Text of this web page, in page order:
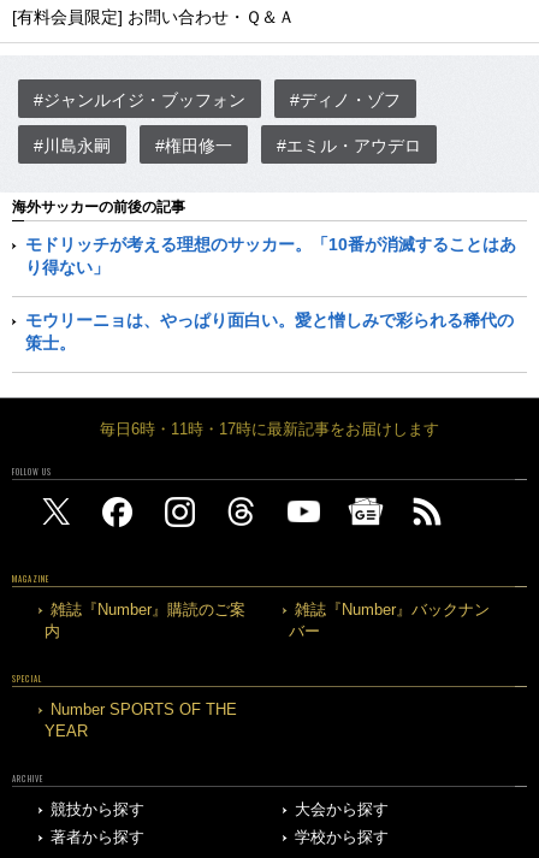
[有料会員限定] お問い合わせ・Ｑ＆Ａ
#ジャンルイジ・ブッフォン #ディノ・ゾフ
#川島永嗣 #権田修一 #エミル・アウデロ
海外サッカーの前後の記事
モドリッチが考える理想のサッカー。「10番が消滅することはあ
り得ない」
モウリーニョは、やっぱり面白い。愛と憎しみで彩られる稀代の
策士。
毎日6時・11時・17時に最新記事をお届けします
FOLLOW US
MAGAZINE
雑誌『Number』購読のご案
内
雑誌『Number』バックナン
バー
SPECIAL
Number SPORTS OF THE
YEAR
ARCHIVE
競技から探す
大会から探す
著者から探す
学校から探す